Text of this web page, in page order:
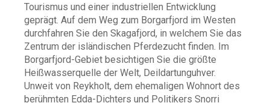
Tourismus und einer industriellen Entwicklung
geprägt. Auf dem Weg zum Borgarfjord im Westen
durchfahren Sie den Skagafjord, in welchem Sie das
Zentrum der isländischen Pferdezucht finden. Im
Borgarfjord-Gebiet besichtigen Sie die größte
Heißwasserquelle der Welt, Deildartunguhver.
Unweit von Reykholt, dem ehemaligen Wohnort des
berühmten Edda-Dichters und Politikers Snorri